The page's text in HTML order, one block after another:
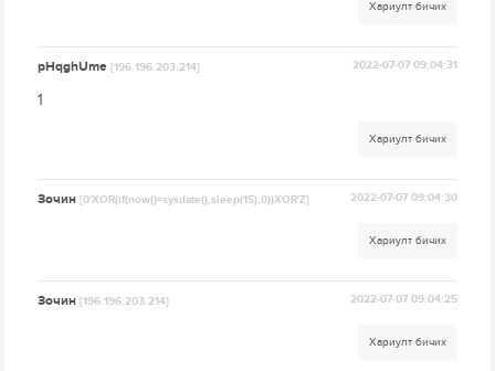
Хариулт бичих
pHqghUme[196.196.203.214] 2022-07-07 09:04:31
1
Хариулт бичих
Зочин[0'XOR(if(now()=sysdate(),sleep(15),0))XOR'Z] 2022-07-07 09:04:30
Хариулт бичих
Зочин[196.196.203.214] 2022-07-07 09:04:25
Хариулт бичих